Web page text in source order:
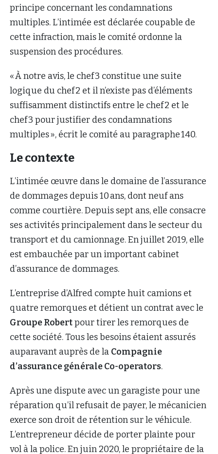
principe concernant les condamnations
multiples. L’intimée est déclarée coupable de
cette infraction, mais le comité ordonne la
suspension des procédures.
« À notre avis, le chef 3 constitue une suite
logique du chef 2 et il n’existe pas d’éléments
suffisamment distinctifs entre le chef 2 et le
chef 3 pour justifier des condamnations
multiples », écrit le comité au paragraphe 140.
Le contexte
L’intimée œuvre dans le domaine de l’assurance
de dommages depuis 10 ans, dont neuf ans
comme courtière. Depuis sept ans, elle consacre
ses activités principalement dans le secteur du
transport et du camionnage. En juillet 2019, elle
est embauchée par un important cabinet
d’assurance de dommages.
L’entreprise d’Alfred compte huit camions et
quatre remorques et détient un contrat avec le
Groupe Robertpour tirer les remorques de
cette société. Tous les besoins étaient assurés
auparavant auprès de la Compagnie
d’assurance générale Co-operators.
Après une dispute avec un garagiste pour une
réparation qu’il refusait de payer, le mécanicien
exerce son droit de rétention sur le véhicule.
L’entrepreneur décide de porter plainte pour
vol à la police. En juin 2020, le propriétaire de la